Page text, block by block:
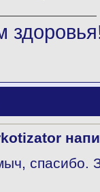
спасибо.